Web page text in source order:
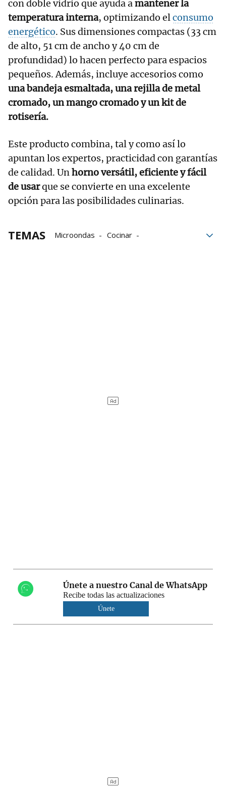
con doble vidrio que ayuda amantener la
temperatura interna, optimizando elconsumo
energético. Sus dimensiones compactas (33 cm
de alto, 51 cm de ancho y 40 cm de
profundidad) lo hacen perfecto para espacios
pequeños. Además, incluye accesorios como
una bandeja esmaltada, una rejilla de metal
cromado, un mango cromado y un kit de
rotisería.
Este producto combina, tal y como así lo
apuntan los expertos, practicidad con garantías
de calidad. Unhorno versátil, eficiente y fácil
de usarque se convierte en una excelente
opción para las posibilidades culinarias.
TEMAS Microondas
Cocinar
Únete a nuestro Canal de WhatsApp
Recibe todas las actualizaciones
Únete